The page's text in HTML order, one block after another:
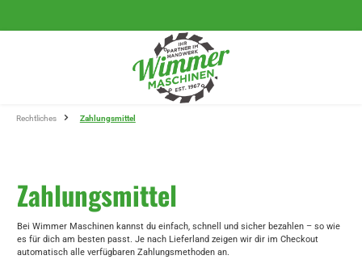
Rechtliches Zahlungsmittel
Zahlungsmittel
Bei Wimmer Maschinen kannst du einfach, schnell und sicher bezahlen – so wie
es für dich am besten passt. Je nach Lieferland zeigen wir dir im Checkout
automatisch alle verfügbaren Zahlungsmethoden an.